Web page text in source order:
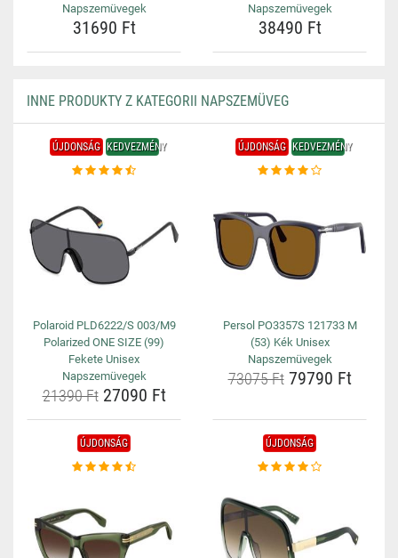
Napszemüvegek
31690 Ft
Napszemüvegek
38490 Ft
INNE PRODUKTY Z KATEGORII NAPSZEMÜVEG
ÚJDONSÁG KEDVEZMÉNY
Polaroid PLD6222/S 003/M9
Polarized ONE SIZE (99)
Fekete Unisex
Napszemüvegek
21390 Ft27090 Ft
ÚJDONSÁG KEDVEZMÉNY
Persol PO3357S 121733 M
(53) Kék Unisex
Napszemüvegek
73075 Ft79790 Ft
ÚJDONSÁG ÚJDONSÁG